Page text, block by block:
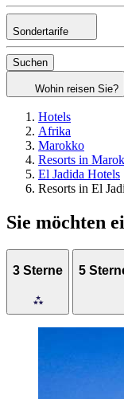
Sondertarife
Suchen
Wohin reisen Sie?
Hotels
Afrika
Marokko
Resorts in
El Jadida Hotels
Resorts in El
Sie möchten
3 Sterne 5